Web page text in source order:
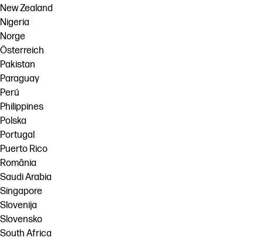
New Zealand
Nigeria
Norge
Österreich
Pakistan
Paraguay
Perú
Philippines
Polska
Portugal
Puerto Rico
România
Saudi Arabia
Singapore
Slovenija
Slovensko
South Africa